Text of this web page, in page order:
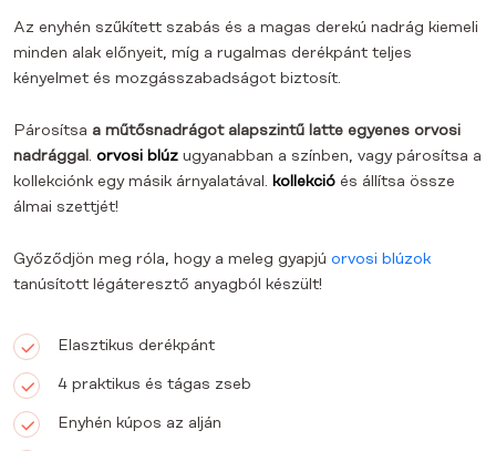
Az enyhén szűkített szabás és a magas derekú nadrág kiemeli
minden alak előnyeit, míg a rugalmas derékpánt teljes
kényelmet és mozgásszabadságot biztosít.
Párosítsa a műtősnadrágot alapszintű latte egyenes orvosi
nadrággal. orvosi blúz ugyanabban a színben, vagy párosítsa a
kollekciónk egy másik árnyalatával. kollekció és állítsa össze
álmai szettjét!
Győződjön meg róla, hogy a meleg gyapjú orvosi blúzok
tanúsított légáteresztő anyagból készült!
Elasztikus derékpánt
4 praktikus és tágas zseb
Enyhén kúpos az alján